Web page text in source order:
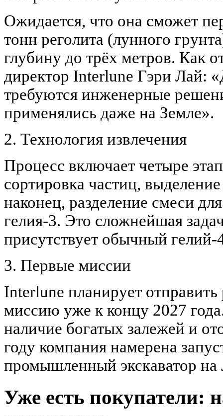
Ожидается, что она сможет
тонн реголита (лунного
глубину до трёх метров. Как
директор Interlune Гэри Лай:
требуются инженерные
применялись даже на Земле».
2. Технология извлечения
Процесс включает четыре
сортировка частиц,
наконец, разделение смеси
гелия-3. Это сложнейшая
присутствует обычный гелий-
3. Первые миссии
Interlune планирует
миссию уже к концу 2027
наличие богатых залежей и
году компания намерена
промышленный экскаватор на
Уже есть покупатели: